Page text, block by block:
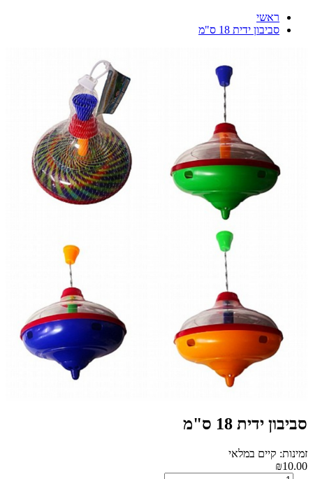
ראשי
סביבון ידית 18 ס"מ
סביבון ידית 18 ס"מ
זמינות: קיים במלאי
₪10.00